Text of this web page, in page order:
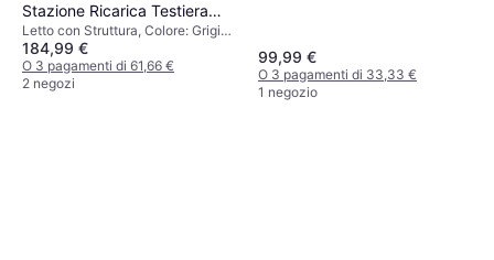
Stazione Ricarica Testiera
Imbottita Regolabile Letto
con Struttura
Letto con Struttura, Colore: Grigio,
Materiale: Metallo
184,99 €
O 3 pagamenti di 61,66 €
2 negozi
99,99 €
O 3 pagamenti di 33,33 €
1 negozio